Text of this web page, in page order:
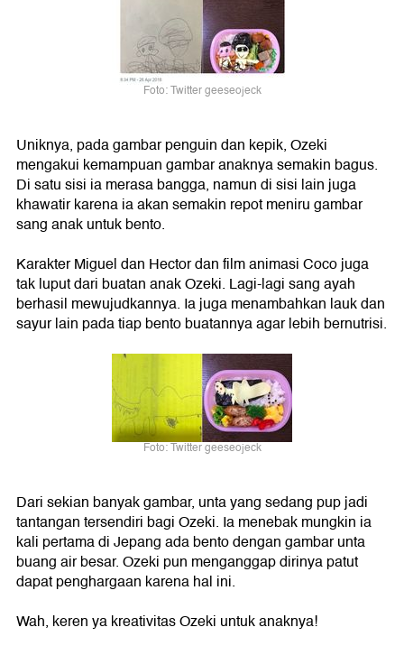
Foto: Twitter geeseojeck
Uniknya, pada gambar penguin dan kepik, Ozeki
mengakui kemampuan gambar anaknya semakin bagus.
Di satu sisi ia merasa bangga, namun di sisi lain juga
khawatir karena ia akan semakin repot meniru gambar
sang anak untuk bento.
Karakter Miguel dan Hector dan film animasi Coco juga
tak luput dari buatan anak Ozeki. Lagi-lagi sang ayah
berhasil mewujudkannya. Ia juga menambahkan lauk dan
sayur lain pada tiap bento buatannya agar lebih bernutrisi.
Foto: Twitter geeseojeck
Dari sekian banyak gambar, unta yang sedang pup jadi
tantangan tersendiri bagi Ozeki. Ia menebak mungkin ia
kali pertama di Jepang ada bento dengan gambar unta
buang air besar. Ozeki pun menganggap dirinya patut
dapat penghargaan karena hal ini.
Wah, keren ya kreativitas Ozeki untuk anaknya!